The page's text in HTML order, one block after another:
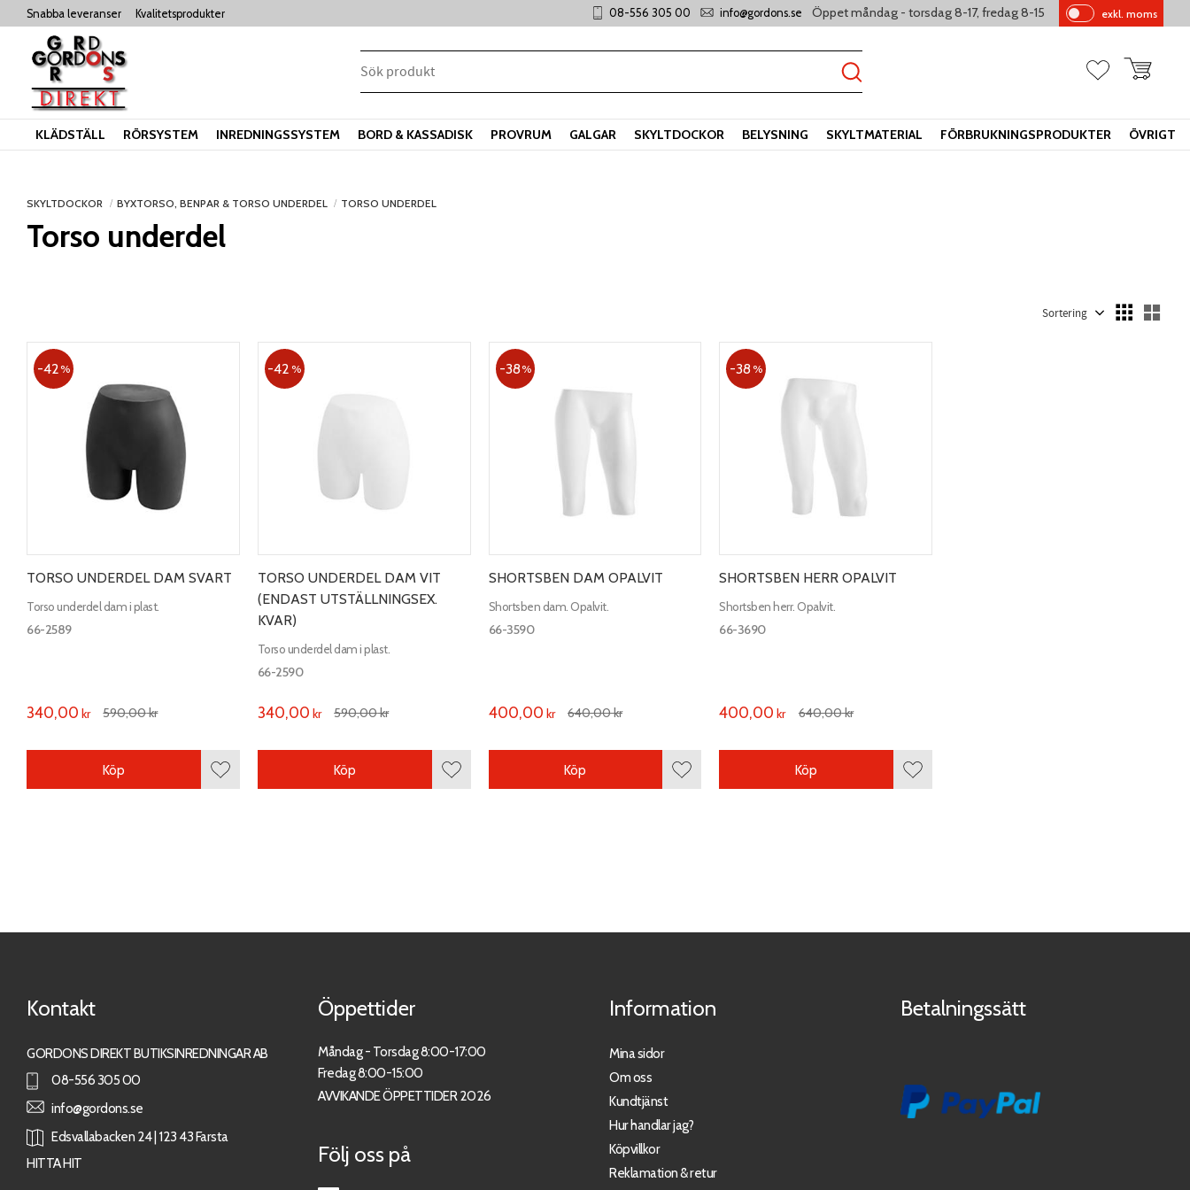
Snabba leveranser Kvalitetsprodukter 08-556 305 00 info@gordons.se Öppet måndag - torsdag 8-17, fredag 8-15
Pr
s
exkl. moms
FavoriterKundvagn
KLÄDSTÄLL RÖRSYSTEM INREDNINGSSYSTEM BORD & KASSADISK PROVRUM GALGAR SKYLTDOCKOR BELYSNING SKYLTMATERIAL FÖRBRUKNINGSPRODUKTER ÖVRIGT
SKYLTDOCKOR BYXTORSO, BENPAR & TORSO UNDERDEL TORSO UNDERDEL
Torso underdel
TORSO UNDERDEL DAM SVART
Torso underdel dam i plast.
66-2589
340,00 kr 590,00kr
42 %
Lägg till i favoriter
Köp
TORSO UNDERDEL DAM VIT
(ENDAST UTSTÄLLNINGSEX.
KVAR)
Torso underdel dam i plast.
66-2590
340,00 kr 590,00kr
42 %
Lägg till i favoriter
Köp
SHORTSBEN DAM OPALVIT
Shortsben dam. Opalvit.
66-3590
400,00 kr 640,00kr
38%
Lägg till i favoriter
Köp
SHORTSBEN HERR OPALVIT
Shortsben herr. Opalvit.
66-3690
400,00 kr 640,00kr
38 %
Lägg till i favoriter
Köp
Kontakt
GORDONS DIREKT BUTIKSINREDNINGAR AB
08-556 305 00
info@gordons.se
Edsvallabacken 24 | 123 43 Farsta
HITTA HIT
Öppettider
Måndag - Torsdag 8:00-17:00
Fredag 8:00-15:00
AVVIKANDE ÖPPETTIDER 2026
Följ oss på
Information
Mina sidor
Om oss
Kundtjänst
Hur handlar jag?
Köpvillkor
Reklamation & retur
Betalningssätt